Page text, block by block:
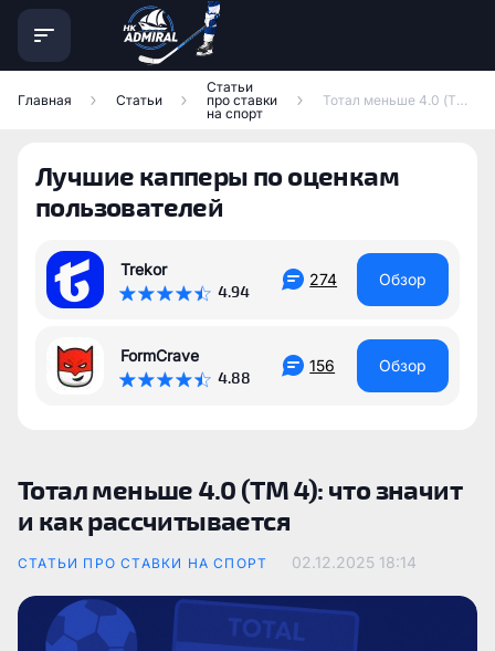
Главная Статьи
Статьи
про ставки
на спорт
Тотал меньше 4.0 (ТМ 4): что значит и как рассчитывается
Лучшие капперы по оценкам
пользователей
Trekor
4.94
274 Обзор
FormCrave
4.88
156 Обзор
Тотал меньше 4.0 (ТМ 4): что значит
и как рассчитывается
СТАТЬИ ПРО СТАВКИ НА СПОРТ 02.12.2025 18:14